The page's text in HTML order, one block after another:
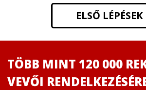
ELSŐ LÉPÉSEK
TÖBB MINT 120 000
VEVŐI